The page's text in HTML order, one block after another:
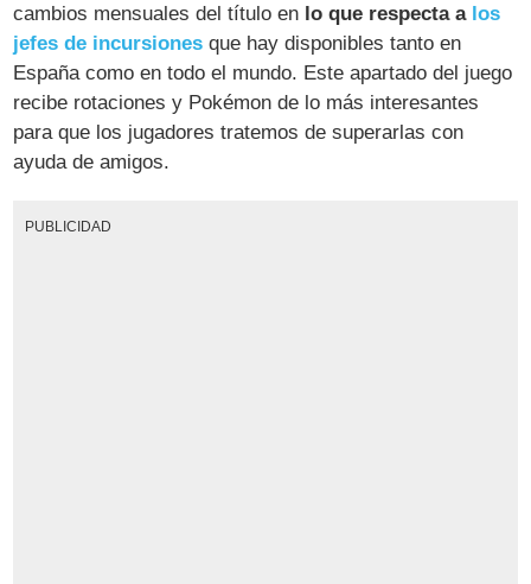
cambios mensuales del título en lo que respecta a los
jefes de incursiones que hay disponibles tanto en
España como en todo el mundo. Este apartado del juego
recibe rotaciones y Pokémon de lo más interesantes
para que los jugadores tratemos de superarlas con
ayuda de amigos.
PUBLICIDAD